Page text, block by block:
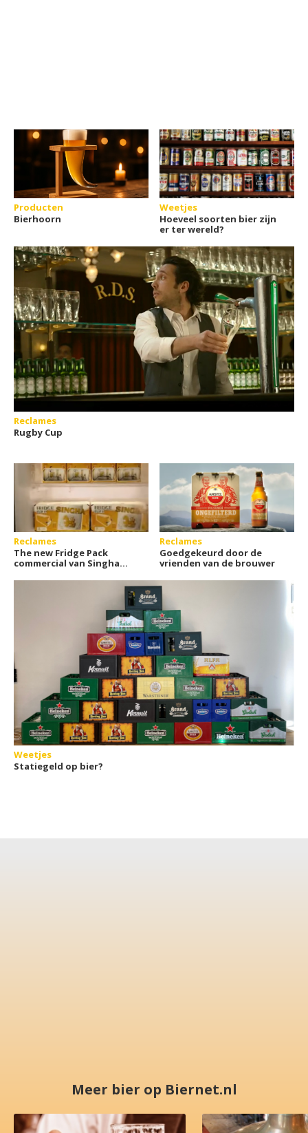
Producten
Bierhoorn
Weetjes
Hoeveel soorten bier zijn
er ter wereld?
Reclames
Rugby Cup
Reclames
The new Fridge Pack
commercial van Singha
Reclames
Goedgekeurd door de
vrienden van de brouwer
Weetjes
Statiegeld op bier?
Meer bier op Biernet.nl